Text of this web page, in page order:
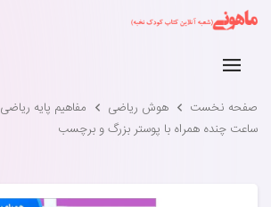
صفحه نخست هوش ریاضی مفاهیم پایه ریاضی
ساعت چنده همراه با پوستر بزرگ و برچسب